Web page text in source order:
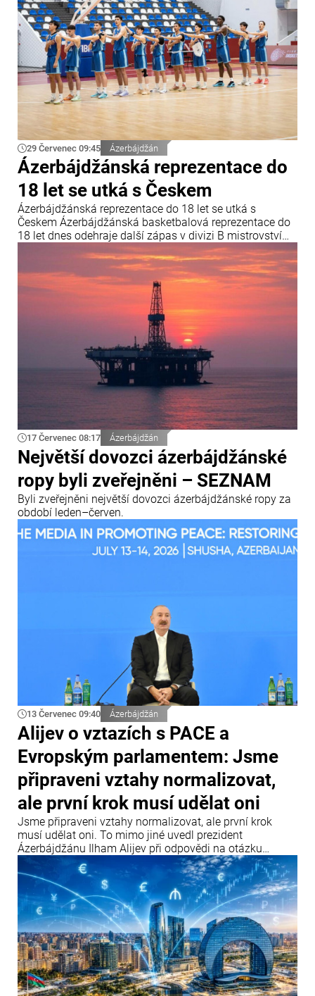
29 Červenec 09:45 Ázerbájdžán
Ázerbájdžánská reprezentace do
18 let se utká s Českem
Ázerbájdžánská reprezentace do 18 let se utká s
Českem Ázerbájdžánská basketbalová reprezentace do
18 let dnes odehraje další zápas v divizi B mistrovství
Evropy FIBA. V závěrečném kole skupiny B se
ázerbájdžánský tým utká s reprezentací České republiky.
Utkání se odehraje v chorvatské Opatiji a začne ve 18:00
středoevropského letního času.
17 Červenec 08:17 Ázerbájdžán
Největší dovozci ázerbájdžánské
ropy byli zveřejněni – SEZNAM
Byli zveřejněni největší dovozci ázerbájdžánské ropy za
období leden–červen.
13 Červenec 09:40 Ázerbájdžán
Alijev o vztazích s PACE a
Evropským parlamentem: Jsme
připraveni vztahy normalizovat,
ale první krok musí udělat oni
Jsme připraveni vztahy normalizovat, ale první krok
musí udělat oni. To mimo jiné uvedl prezident
Ázerbájdžánu Ilham Alijev při odpovědi na otázku
týkající se vztahů Ázerbájdžánu s Parlamentním
shromážděním Rady Evropy (PACE) a Evropským
parlamentem během setkání s účastníky IV. Šušského
globálního mediálního fóra.